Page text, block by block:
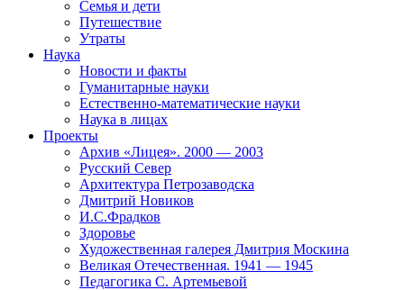
Семья и дети
Путешествие
Утраты
Наука
Новости и факты
Гуманитарные науки
Естественно-математические науки
Наука в лицах
Проекты
Архив «Лицея». 2000 — 2003
Русский Север
Архитектура Петрозаводска
Дмитрий Новиков
И.С.Фрадков
Здоровье
Художественная галерея Дмитрия Москина
Великая Отечественная. 1941 — 1945
Педагогика С. Артемьевой